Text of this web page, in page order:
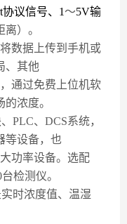
协议信号、 1 ～5V输
）。
数据上传到手机或
、其他
通过免费上位机软
浓度。
PLC、 DCS系统，
等设备，也
功率设备。选配
台检测仪。
时浓度值、温湿